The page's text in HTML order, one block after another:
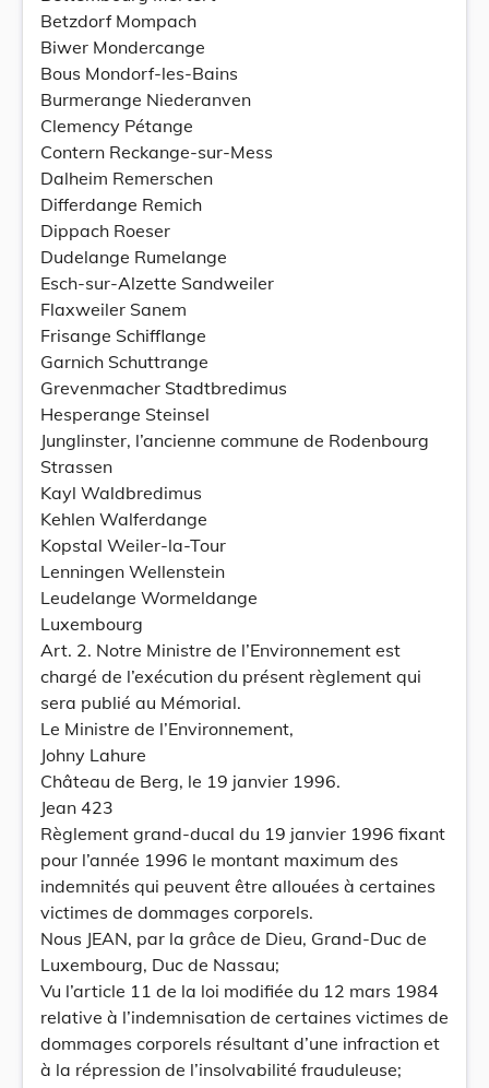
Betzdorf Mompach
Biwer Mondercange
Bous Mondorf-les-Bains
Burmerange Niederanven
Clemency Pétange
Contern Reckange-sur-Mess
Dalheim Remerschen
Differdange Remich
Dippach Roeser
Dudelange Rumelange
Esch-sur-Alzette Sandweiler
Flaxweiler Sanem
Frisange Schifflange
Garnich Schuttrange
Grevenmacher Stadtbredimus
Hesperange Steinsel
Junglinster, l’ancienne commune de Rodenbourg
Strassen
Kayl Waldbredimus
Kehlen Walferdange
Kopstal Weiler-la-Tour
Lenningen Wellenstein
Leudelange Wormeldange
Luxembourg
Art. 2. Notre Ministre de l’Environnement est
chargé de l’exécution du présent règlement qui
sera publié au Mémorial.
Le Ministre de l’Environnement,
Johny Lahure
Château de Berg, le 19 janvier 1996.
Jean 423
Règlement grand-ducal du 19 janvier 1996 fixant
pour l’année 1996 le montant maximum des
indemnités qui peuvent être allouées à certaines
victimes de dommages corporels.
Nous JEAN, par la grâce de Dieu, Grand-Duc de
Luxembourg, Duc de Nassau;
Vu l’article 11 de la loi modifiée du 12 mars 1984
relative à l’indemnisation de certaines victimes de
dommages corporels résultant d’une infraction et
à la répression de l’insolvabilité frauduleuse;